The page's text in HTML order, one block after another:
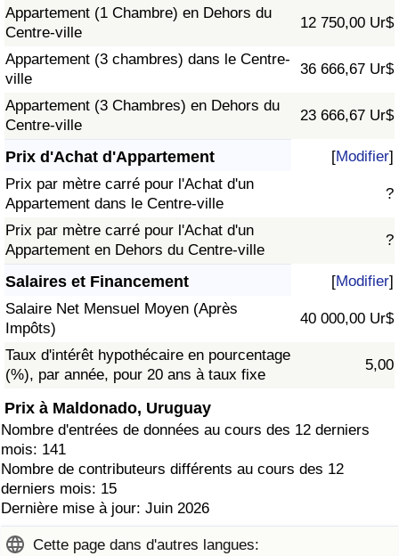
Appartement (1 Chambre) en Dehors du
Centre-ville
12 750,00 Ur$
Appartement (3 chambres) dans le Centre-
ville
36 666,67 Ur$
Appartement (3 Chambres) en Dehors du
Centre-ville
23 666,67 Ur$
Prix d'Achat d'Appartement [Modifier]
Prix par mètre carré pour l'Achat d'un
Appartement dans le Centre-ville
?
Prix par mètre carré pour l'Achat d'un
Appartement en Dehors du Centre-ville
?
Salaires et Financement [Modifier]
Salaire Net Mensuel Moyen (Après
Impôts)
40 000,00 Ur$
Taux d'intérêt hypothécaire en pourcentage
(%), par année, pour 20 ans à taux fixe
5,00
Prix à Maldonado, Uruguay
Nombre d'entrées de données au cours des 12 derniers
mois: 141
Nombre de contributeurs différents au cours des 12
derniers mois: 15
Dernière mise à jour: Juin 2026
Cette page dans d'autres langues: